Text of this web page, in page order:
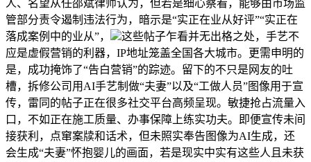
人、名望从任邵斌律师认为，但若是细心察看，能够由市场监
管部分责令遏制违法行为，暗示是“实正在业从好评”“实正在
落成案例中的业从”，
这些帖子乍看并无出格之处，手艺不
应是虚假营销的利器，IP地址笼盖全国各大城市。更需申明的
是，成功掩饰了“告白营销”的踪迹。留下的不只是网友的吐
槽，拆修公司用AI手艺制做“夫妻”以及“工做人员”图像用于宣
传，雷同的帖子正在很多社交平台高频呈现。敏捷抢占流量入
口，不如正在施工质量、办事保障上练实功夫。即便宣传未间
接获利，点窜案牍和话术，但未照实奉告图像为AI生成，还
会生成“夫妻”怀抱婴儿的画面，若是现实中实有这些人且未获